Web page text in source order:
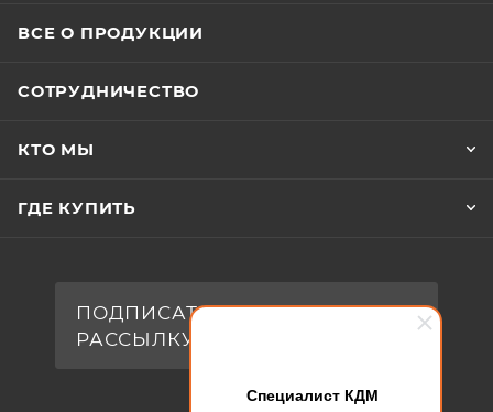
Специалист КДМ
ВСЕ О ПРОДУКЦИИ
СОТРУДНИЧЕСТВО
КТО МЫ
ГДЕ КУПИТЬ
ПОДПИСАТЬСЯ НА
РАССЫЛКУ